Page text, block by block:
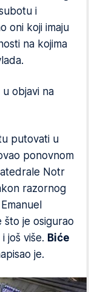
i
oni koji imaju
na kojima
u objavi na
putovati u
ponovnom
Notr
razornog
što je osigurao
još više. Biće
je.